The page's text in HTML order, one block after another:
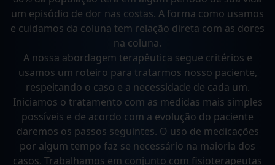
um episódio de dor nas costas. A forma como usamos
e cuidamos da coluna tem relação direta com as dores
na coluna.
A nossa abordagem terapêutica segue critérios e
usamos um roteiro para tratarmos nosso paciente,
respeitando o caso e a necessidade de cada um.
Iniciamos o tratamento com as medidas mais simples
possíveis e de acordo com a evolução do paciente
daremos os passos seguintes. O uso de medicações
por algum tempo faz se necessário na maioria dos
casos. Trabalhamos em conjunto com fisioterapeutas